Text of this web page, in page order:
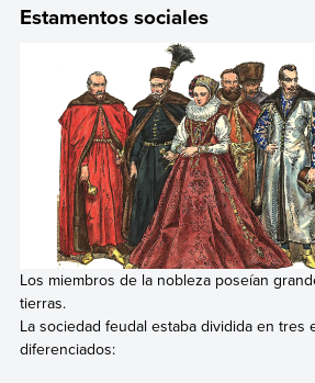
Estamentos sociales
Los miembros de la nobleza poseían
tierras.
La sociedad feudal estaba dividida en tres
diferenciados: